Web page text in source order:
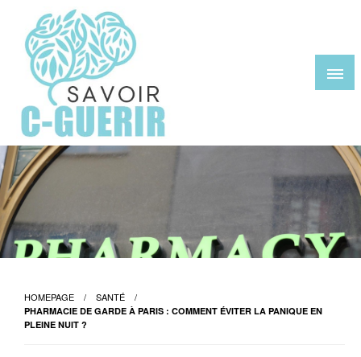
content
savoir-c-guerir.com
HOMEPAGE SANTÉ
PHARMACIE DE GARDE À PARIS : COMMENT ÉVITER LA PANIQUE EN
PLEINE NUIT ?